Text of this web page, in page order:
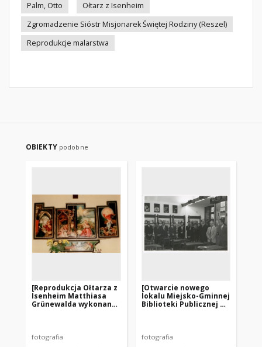
Palm, Otto
Ołtarz z Isenheim
Zgromadzenie Sióstr Misjonarek Świętej Rodziny (Reszel)
Reprodukcje malarstwa
OBIEKTY podobne
[Reprodukcja Ołtarza z
Isenheim Matthiasa
Grünewalda wykonana
fotografia
[Otwarcie nowego
lokalu Miejsko-Gminnej
Biblioteki Publicznej w
fotografia